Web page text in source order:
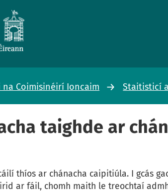
na Coimisinéirí Ioncaim Staitisticí
taighde ar
thíos ar chánacha caipitiúla. I gcás
ar fáil, chomh maith le treochtaí